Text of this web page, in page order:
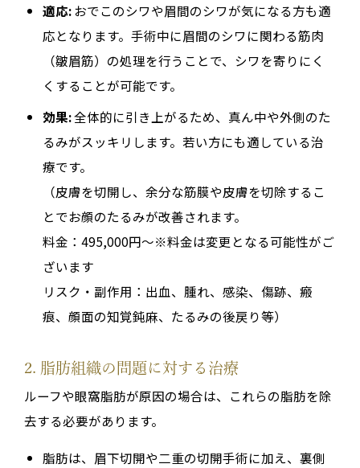
適応:おでこのシワや眉間のシワが気になる方も適
応となります。手術中に眉間のシワに関わる筋肉
（皺眉筋）の処理を行うことで、シワを寄りにく
くすることが可能です。
効果:全体的に引き上がるため、真ん中や外側のた
るみがスッキリします。若い方にも適している治
療です。
（皮膚を切開し、余分な筋膜や皮膚を切除するこ
とでお顔のたるみが改善されます。
料金：495,000円～※料金は変更となる可能性がご
ざいます
リスク・副作用：出血、腫れ、感染、傷跡、瘢
痕、顔面の知覚鈍麻、たるみの後戻り等）
2. 脂肪組織の問題に対する治療
ルーフや眼窩脂肪が原因の場合は、これらの脂肪を除
去する必要があります。
脂肪は、眉下切開や二重の切開手術に加え、裏側